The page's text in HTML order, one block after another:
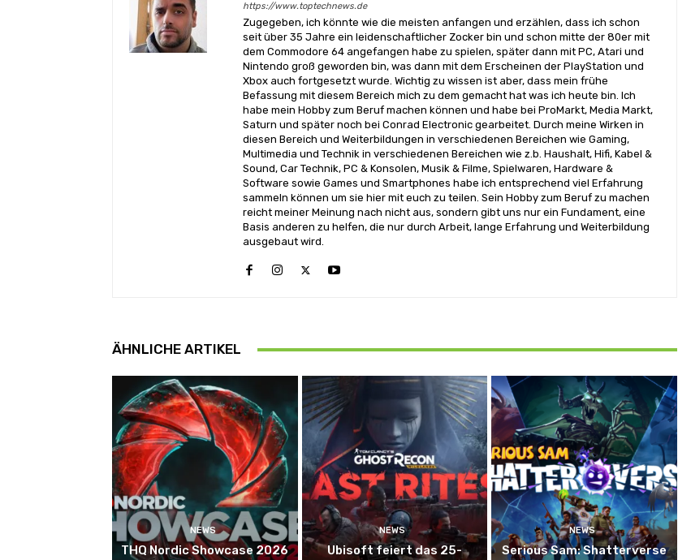
https://www.toptechnews.de
Zugegeben, ich könnte wie die meisten anfangen und erzählen, dass ich schon
seit über 35 Jahre ein leidenschaftlicher Zocker bin und schon mitte der 80er mit
dem Commodore 64 angefangen habe zu spielen, später dann mit PC, Atari und
Nintendo groß geworden bin, was dann mit dem Erscheinen der PlayStation und
Xbox auch fortgesetzt wurde. Wichtig zu wissen ist aber, dass mein frühe
Befassung mit diesem Bereich mich zu dem gemacht hat was ich heute bin. Ich
habe mein Hobby zum Beruf machen können und habe bei ProMarkt, Media Markt,
Saturn und später noch bei Conrad Electronic gearbeitet. Durch meine Wirken in
diesen Bereich und Weiterbildungen in verschiedenen Bereichen wie Gaming,
Multimedia und Technik in verschiedenen Bereichen wie z.b. Haushalt, Hifi, Kabel &
Sound, Car Technik, PC & Konsolen, Musik & Filme, Spielwaren, Hardware &
Software sowie Games und Smartphones habe ich entsprechend viel Erfahrung
sammeln können um sie hier mit euch zu teilen. Sein Hobby zum Beruf zu machen
reicht meiner Meinung nach nicht aus, sondern gibt uns nur ein Fundament, eine
Basis anderen zu helfen, die nur durch Arbeit, lange Erfahrung und Weiterbildung
ausgebaut wird.
ÄHNLICHE ARTIKEL
NEWS
THQ Nordic Showcase 2026
NEWS
Ubisoft feiert das 25-
NEWS
Serious Sam: Shatterverse